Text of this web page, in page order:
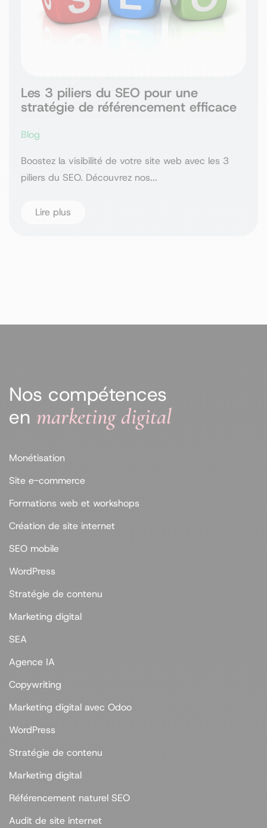
Les 3 piliers du SEO pour une
stratégie de référencement efficace
Blog
Boostez la visibilité de votre site web avec les 3
piliers du SEO. Découvrez nos...
Lire plus
Nos compétences
en marketing digital
Monétisation
Site e-commerce
Formations web et workshops
Création de site internet
SEO mobile
WordPress
Stratégie de contenu
Marketing digital
SEA
Agence IA
Copywriting
Marketing digital avec Odoo
WordPress
Stratégie de contenu
Marketing digital
Référencement naturel SEO
Audit de site internet